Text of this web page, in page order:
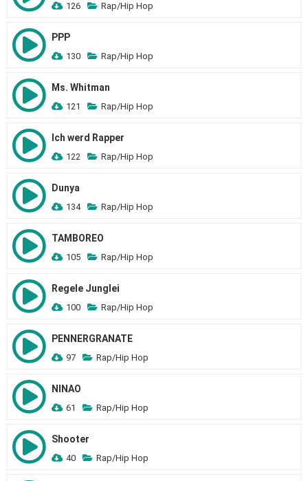
126 Rap/Hip Hop
PPP
130 Rap/Hip Hop
Ms. Whitman
121 Rap/Hip Hop
Ich werd Rapper
122 Rap/Hip Hop
Dunya
134 Rap/Hip Hop
TAMBOREO
105 Rap/Hip Hop
Regele Junglei
100 Rap/Hip Hop
PENNERGRANATE
97 Rap/Hip Hop
NINAO
61 Rap/Hip Hop
Shooter
40 Rap/Hip Hop